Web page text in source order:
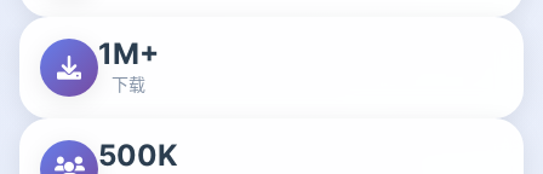
1M+
下载
500K